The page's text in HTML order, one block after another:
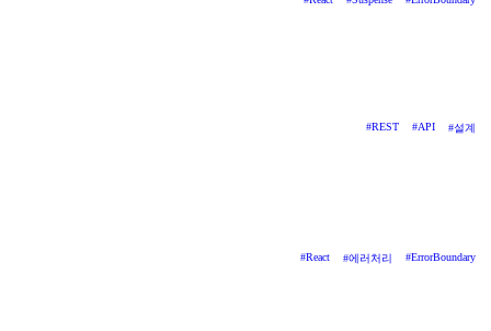
#REST #API #설계
#React #에러처리 #ErrorBoundary